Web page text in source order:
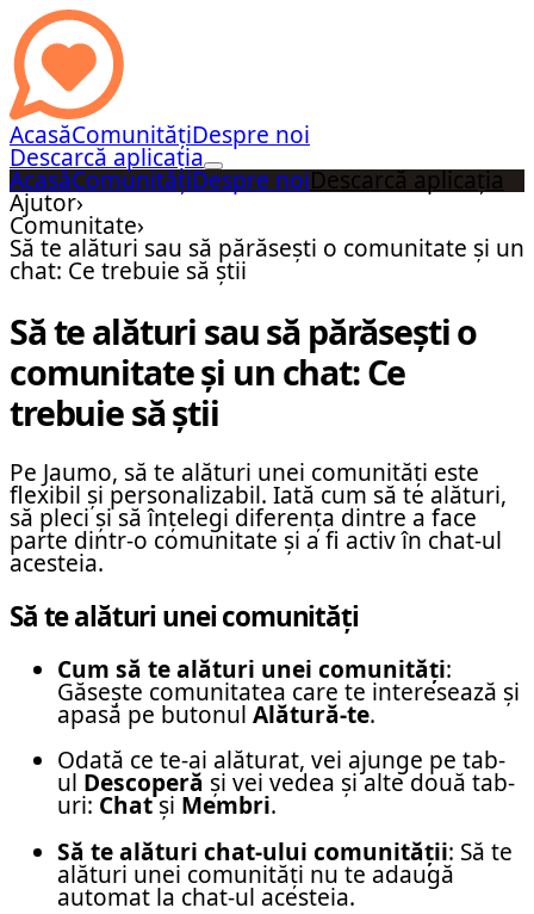
AcasăComunitățiDespre noi
Descarcă aplicația
AcasăComunitățiDespre noiDescarcă aplicația
Ajutor›
Comunitate›
Să te alături sau să părăsești o comunitate și un
chat: Ce trebuie să știi
Să te alături sau să părăsești o
comunitate și un chat: Ce
trebuie să știi
Pe Jaumo, să te alături unei comunități este
flexibil și personalizabil. Iată cum să te alături,
să pleci și să înțelegi diferența dintre a face
parte dintr-o comunitate și a fi activ în chat-ul
acesteia.
Să te alături unei comunități
Cum să te alături unei comunități:
Găsește comunitatea care te interesează și
apasă pe butonul Alătură-te.
Odată ce te-ai alăturat, vei ajunge pe tab-
ul Descoperă și vei vedea și alte două tab-
uri: Chatși Membri.
Să te alături chat-ului comunității: Să te
alături unei comunități nu te adaugă
automat la chat-ul acesteia.